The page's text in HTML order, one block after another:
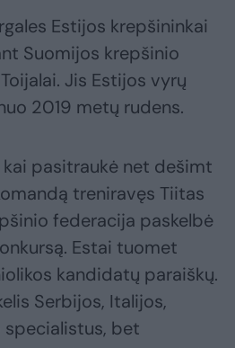
Estijos krepšininkai
Suomijos krepšinio
Jis Estijos vyrų
2019 metų rudens.
pasitraukė net dešimt
treniravęs Tiitas
federacija paskelbė
Estai tuomet
kandidatų paraiškų.
Serbijos, Italijos,
bet